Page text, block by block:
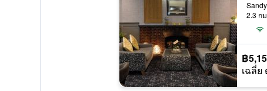
2.3 ก
฿
เฉลี่ย